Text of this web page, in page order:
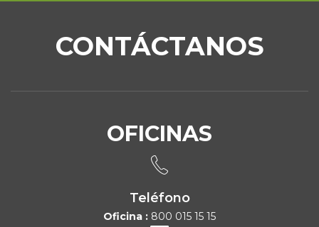
CONTÁCTANOS
OFICINAS
Teléfono
Oficina : 800 015 15 15